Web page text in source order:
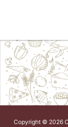
Copyright © 2026